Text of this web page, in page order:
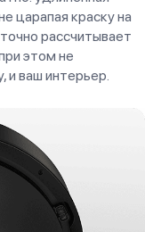
царапая краску на
рассчитывает
этом не
и ваш интерьер.